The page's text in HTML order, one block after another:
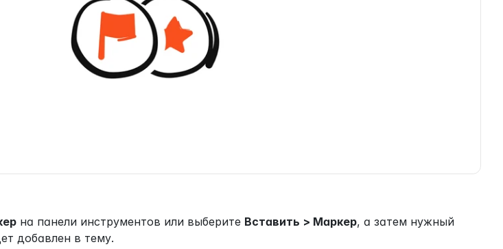
на панели инструментов или выберите Вставить > Маркер, а затем нужный
добавлен в тему.